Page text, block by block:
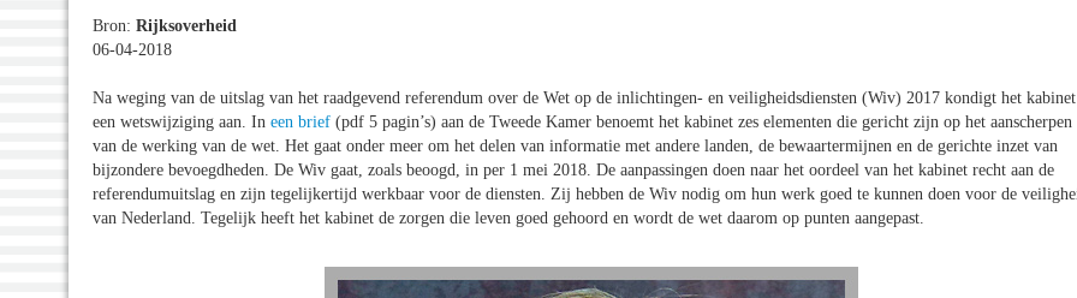
Bron: Rijksoverheid
06-04-2018
Na weging van de uitslag van het raadgevend referendum over de Wet op de inlichtingen- en veiligheidsdiensten (Wiv) 2017 kondigt het kabinet
een wetswijziging aan. In een brief (pdf 5 pagin’s) aan de Tweede Kamer benoemt het kabinet zes elementen die gericht zijn op het aanscherpen
van de werking van de wet. Het gaat onder meer om het delen van informatie met andere landen, de bewaartermijnen en de gerichte inzet van
bijzondere bevoegdheden. De Wiv gaat, zoals beoogd, in per 1 mei 2018. De aanpassingen doen naar het oordeel van het kabinet recht aan de
referendumuitslag en zijn tegelijkertijd werkbaar voor de diensten. Zij hebben de Wiv nodig om hun werk goed te kunnen doen voor de
van Nederland. Tegelijk heeft het kabinet de zorgen die leven goed gehoord en wordt de wet daarom op punten aangepast.